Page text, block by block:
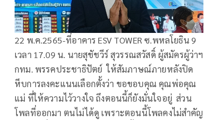
22 พ.ค.2565-ที่อาคาร ESV TOWER ซ.พหลโยธิน 9
เวลา 17.09 น. นายสุชัชวีร์ สุวรรณสวัสดิ์ ผู้สมัครผู้ว่าฯ
กทม. พรรคประชาธิปัตย์ ให้สัมภาษณ์ภายหลังปิด
หีบการลงคะแนนเลือกตั้งว่า ขอขอบคุณ คุณพ่อคุณ
แม่ ที่ให้ความไว้วางใจ ถึงตอนนี้ก็ยังมั่นใจอยู่ ส่วน
โพลที่ออกมา ตนไม่ได้ดู เพราะตอนนี้โพลคงไม่สำคัญ